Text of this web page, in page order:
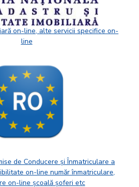
on-line, alte servicii specifice on-
line
de Conducere și Înmatriculare a
on-line număr înmatriculare,
on-line școală șoferi etc